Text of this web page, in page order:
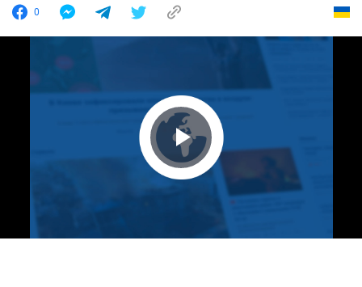
0
Play Video